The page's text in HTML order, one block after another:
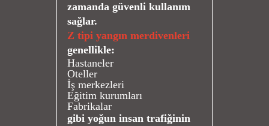
zamanda güvenli kullanım
sağlar.
Z tipi yangın merdivenleri
genellikle:
Hastaneler
Oteller
İş merkezleri
Eğitim kurumları
Fabrikalar
gibi yoğun insan trafiğinin